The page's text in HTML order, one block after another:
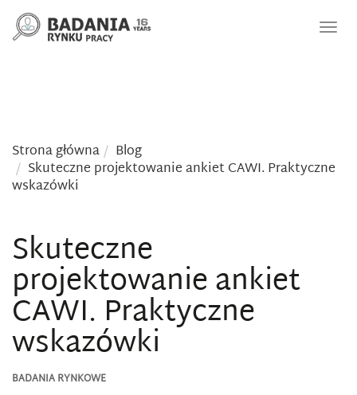
Strona główna Blog
Skuteczne projektowanie ankiet CAWI. Praktyczne
wskazówki
Skuteczne
projektowanie ankiet
CAWI. Praktyczne
wskazówki
BADANIA RYNKOWE